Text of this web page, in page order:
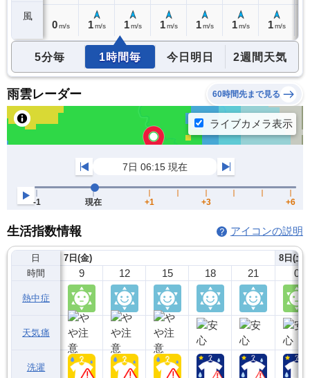
風
0 m/s 1 m/s 1 m/s 1 m/s 1 m/s 1 m/s 1 m/s
5分毎 1時間毎 今日明日 2週間天気
雨雲レーダー 60時間先まで見る
生活指数情報 アイコンの説明
日
時間
熱中症
天気痛
洗濯
7日(金)
9 12 15 18 21
8日(土)
0